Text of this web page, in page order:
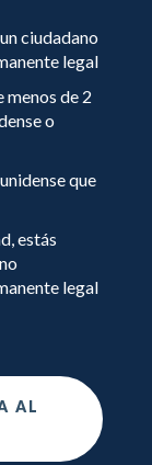
ciudadano
legal
menos de 2
o
que
estás
legal
AL